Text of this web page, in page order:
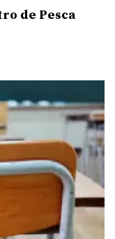
de Pesca